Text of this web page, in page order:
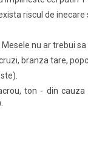
riscul de inecare
nu ar trebui
branza tare,
ton - din